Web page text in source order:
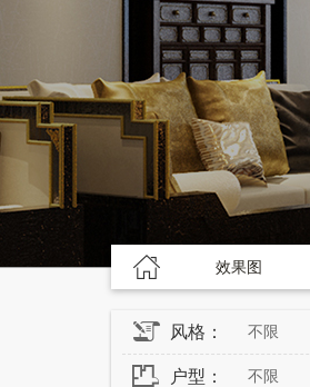
效果图
风格： 不限
户型： 不限